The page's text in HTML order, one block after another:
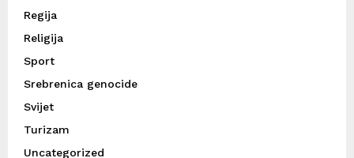
Regija
Religija
Sport
Srebrenica genocide
Svijet
Turizam
Uncategorized